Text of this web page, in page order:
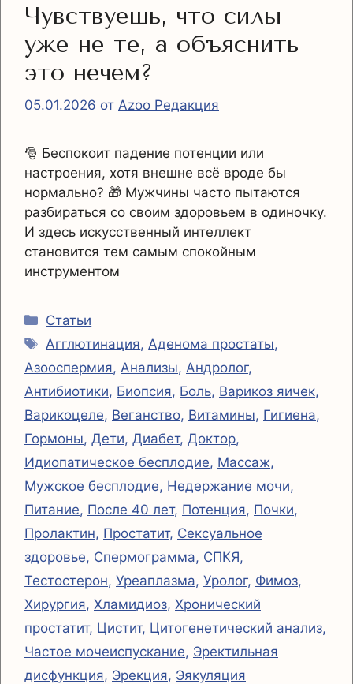
Чувствуешь, что силы
уже не те, а объяснить
это нечем?
05.01.2026 от Azoo Редакция
🎅 Беспокоит падение потенции или
настроения, хотя внешне всё вроде бы
нормально? 🎁 Мужчины часто пытаются
разбираться со своим здоровьем в одиночку.
И здесь искусственный интеллект
становится тем самым спокойным
инструментом
Рубрики
Статьи
Метки
Агглютинация,Аденома простаты,
Азооспермия, Анализы, Андролог,
Антибиотики, Биопсия, Боль, Варикоз яичек,
Варикоцеле, Веганство, Витамины, Гигиена,
Гормоны, Дети, Диабет, Доктор,
Идиопатическое бесплодие, Массаж,
Мужское бесплодие, Недержание мочи,
Питание, После 40 лет, Потенция, Почки,
Пролактин, Простатит, Сексуальное
здоровье, Спермограмма, СПКЯ,
Тестостерон, Уреаплазма, Уролог, Фимоз,
Хирургия, Хламидиоз, Хронический
простатит, Цистит, Цитогенетический анализ,
Частое мочеиспускание, Эректильная
дисфункция, Эрекция, Эякуляция